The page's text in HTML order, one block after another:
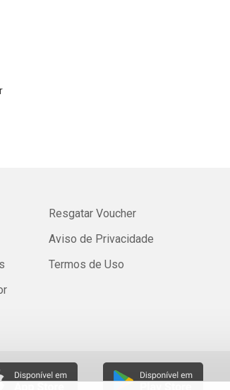
Resgatar Voucher
Aviso de Privacidade
Termos de Uso